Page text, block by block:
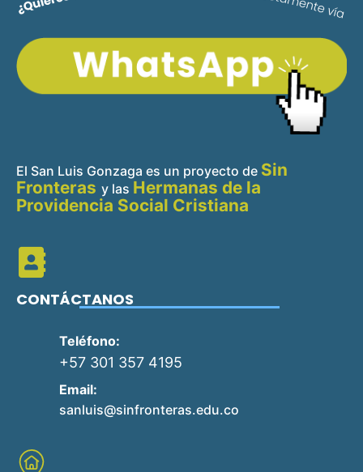
El San Luis Gonzaga es un proyecto de Sin
Fronteras y las Hermanas de la
Providencia Social Cristiana
CONTÁCTANOS
Teléfono:
+57 301 357 4195
Email:
sanluis@sinfronteras.edu.co